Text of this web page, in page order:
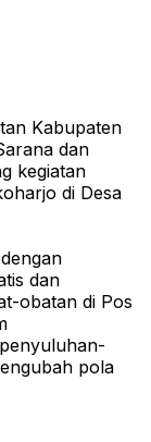
Kabupaten
dan
kegiatan
di Desa
dan
obatan di Pos
pola